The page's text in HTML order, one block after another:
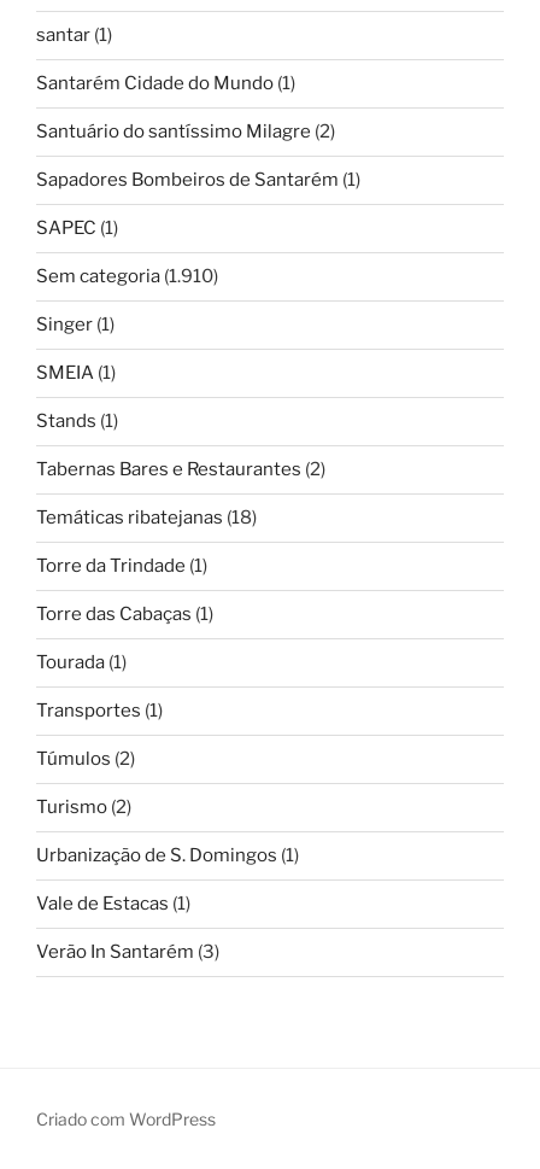
santar (1)
Santarém Cidade do Mundo (1)
Santuário do santíssimo Milagre (2)
Sapadores Bombeiros de Santarém (1)
SAPEC (1)
Sem categoria (1.910)
Singer (1)
SMEIA (1)
Stands (1)
Tabernas Bares e Restaurantes (2)
Temáticas ribatejanas (18)
Torre da Trindade (1)
Torre das Cabaças (1)
Tourada (1)
Transportes (1)
Túmulos (2)
Turismo (2)
Urbanização de S. Domingos (1)
Vale de Estacas (1)
Verão In Santarém (3)
Criado com WordPress